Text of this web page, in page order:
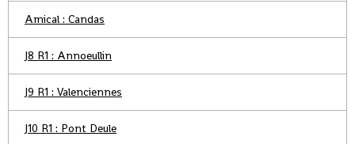
Amical : Candas
J8 R1 : Annoeullin
J9 R1 : Valenciennes
J10 R1 : Pont Deule